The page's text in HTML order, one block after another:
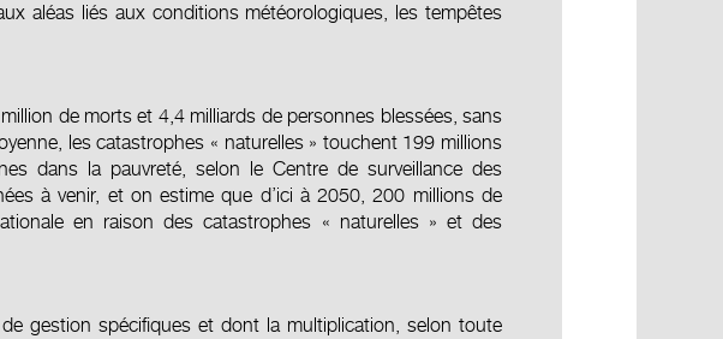
aléas liés aux conditions météorologiques, les tempêtes
de morts et 4,4 milliards de personnes blessées, sans
les catastrophes « naturelles » touchent 199 millions
dans la pauvreté, selon le Centre de surveillance des
à venir, et on estime que d’ici à 2050, 200 millions de
en raison des catastrophes « naturelles » et des
gestion spécifiques et dont la multiplication, selon toute